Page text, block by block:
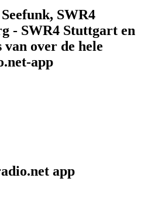
SWR4
- SWR4 Stuttgart en
van over de hele
app
app